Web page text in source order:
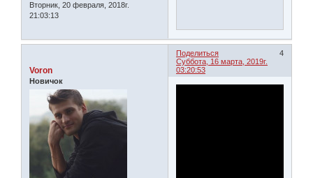
Вторник, 20 февраля, 2018г.
21:03:13
Поделиться
4
Суббота, 16 марта, 2019г.
03:20:53
Voron
Новичок